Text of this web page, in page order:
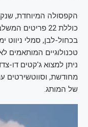
כוללת 22
בכחול-לבן, סמלי ניווט
טכנולוגיים המותאמים
ניתן למצוא ג'קטים דו-
מחודשת, וסווטשירטים
של המותג.